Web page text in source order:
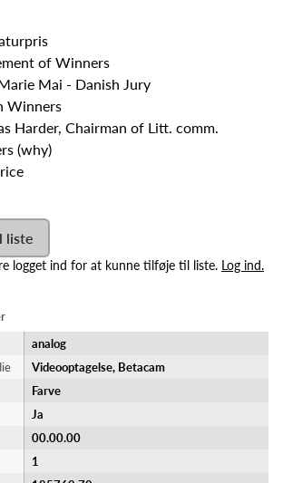
of Winners
Mai - Danish Jury
Winners
Harder, Chairman of Litt. comm.
(why)
liste
logget ind for at kunne tilføje til liste. Log ind.
analog
Videooptagelse, Betacam
Farve
Ja
00.00.00
1